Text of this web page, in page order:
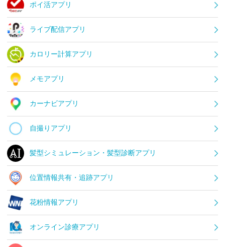
ポイ活アプリ
ライブ配信アプリ
カロリー計算アプリ
メモアプリ
カーナビアプリ
自撮りアプリ
髪型シミュレーション・髪型診断アプリ
位置情報共有・追跡アプリ
花粉情報アプリ
オンライン診療アプリ